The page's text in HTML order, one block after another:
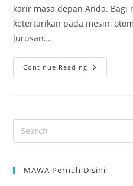
karir masa depan Anda. Bagi
ketertarikan pada mesin,
Jurusan…
Continue Reading Masa
Depan
MAWA Pernah Disini